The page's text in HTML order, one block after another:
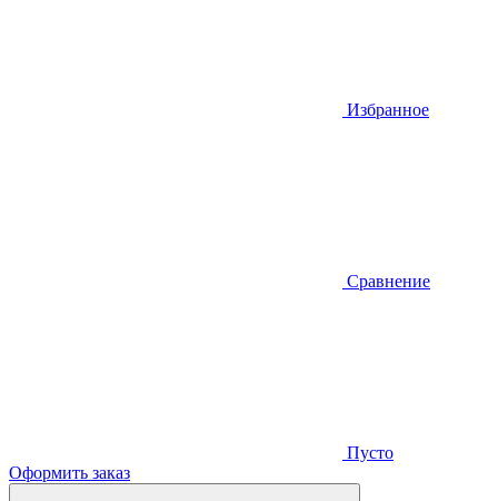
Избранное
Сравнение
Пусто
Оформить заказ